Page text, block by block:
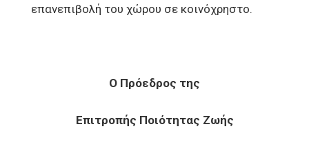
επανεπιβολή του χώρου σε κοινόχρηστο.
Ο Πρόεδρος της
Επιτροπής Ποιότητας Ζωής